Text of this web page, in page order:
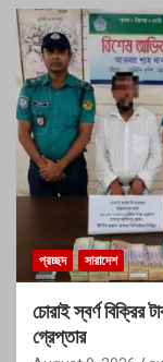
প্রচ্ছদ সারাদেশ
চোরাই স্বর্ণ
গ্রেপ্তার